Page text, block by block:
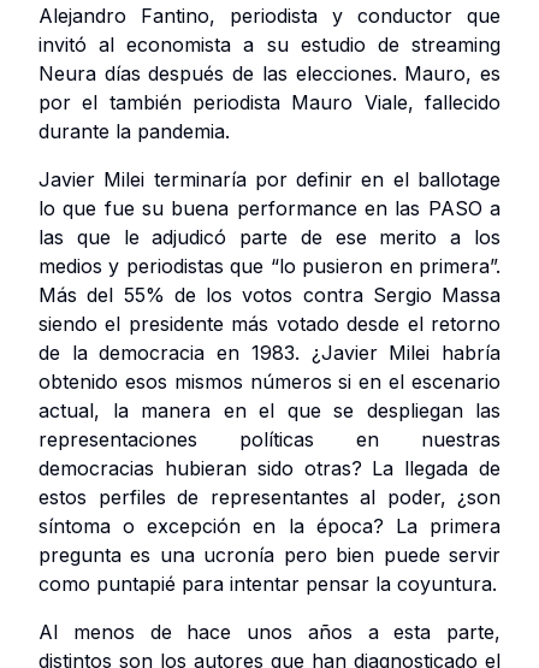
Alejandro Fantino, periodista y conductor que
invitó al economista a su estudio de streaming
Neura días después de las elecciones. Mauro, es
por el también periodista Mauro Viale, fallecido
durante la pandemia.
Javier Milei terminaría por definir en el ballotage
lo que fue su buena performance en las PASO a
las que le adjudicó parte de ese merito a los
medios y periodistas que “lo pusieron en primera”.
Más del 55% de los votos contra Sergio Massa
siendo el presidente más votado desde el retorno
de la democracia en 1983. ¿Javier Milei habría
obtenido esos mismos números si en el escenario
actual, la manera en el que se despliegan las
representaciones políticas en nuestras
democracias hubieran sido otras? La llegada de
estos perfiles de representantes al poder, ¿son
síntoma o excepción en la época? La primera
pregunta es una ucronía pero bien puede servir
como puntapié para intentar pensar la coyuntura.
Al menos de hace unos años a esta parte,
distintos son los autores que han diagnosticado el